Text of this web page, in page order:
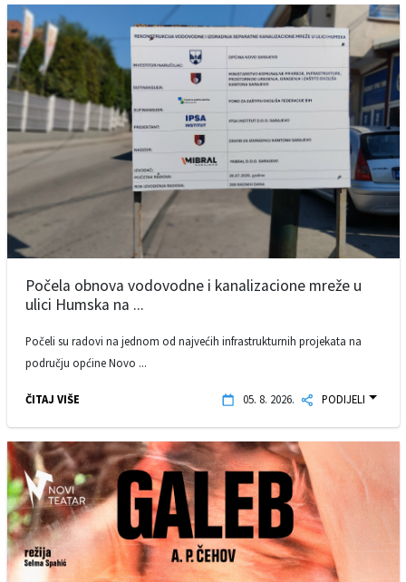
Počela obnova vodovodne i kanalizacione mreže u
ulici Humska na ...
Počeli su radovi na jednom od najvećih infrastrukturnih projekata na
području općine Novo ...
ČITAJ VIŠE 05. 8. 2026. PODIJELI